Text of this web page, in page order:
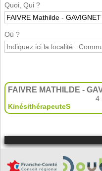
Quoi, Qui ?
Où ?
FAIVRE MATHILDE -
4
KinésithérapeuteS